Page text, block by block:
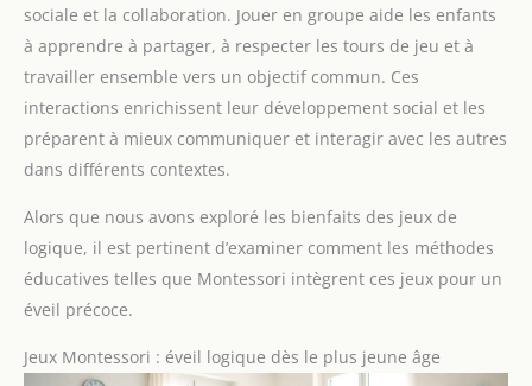
sociale et la collaboration. Jouer en groupe aide les enfants
à apprendre à partager, à respecter les tours de jeu et à
travailler ensemble vers un objectif commun. Ces
interactions enrichissent leur développement social et les
préparent à mieux communiquer et interagir avec les autres
dans différents contextes.
Alors que nous avons exploré les bienfaits des jeux de
logique, il est pertinent d’examiner comment les méthodes
éducatives telles que Montessori intègrent ces jeux pour un
éveil précoce.
Jeux Montessori : éveil logique dès le plus jeune âge